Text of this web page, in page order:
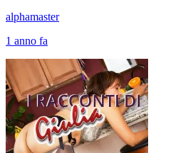
alphamaster
1 anno fa